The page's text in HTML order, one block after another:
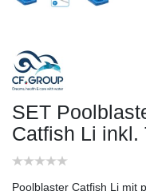
SET
Catfish Li inkl.
Poolblaster Catfish Li mit